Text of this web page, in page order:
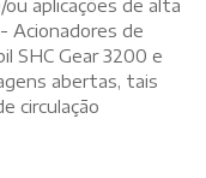
aplicações de alta
Acionadores de
SHC Gear 3200 e
abertas, tais
circulação